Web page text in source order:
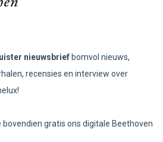
nieuwsbrief bomvol nieuws,
recensies en interview over
bovendien gratis ons digitale Beethoven